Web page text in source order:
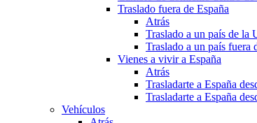
Traslado fuera de España
Atrás
Traslado a un país de la
Traslado a un país fuera
Vienes a vivir a España
Atrás
Trasladarte a España
Trasladarte a España
Vehículos